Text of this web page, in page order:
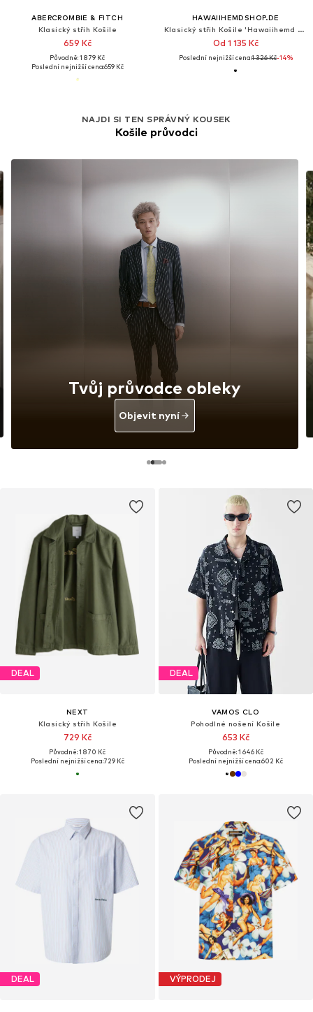
ABERCROMBIE & FITCH
Klasický střih Košile
659 Kč
Původně: 1 879 Kč
Poslední nejnižší cena:659 Kč
HAWAIIHEMDSHOP.DE
Klasický střih Košile 'Hawaiihemd "Hawaiian Beer"'
Od 1 135 Kč
Poslední nejnižší cena:1 326 Kč-14%
DEAL
NEXT
Klasický střih Košile
729 Kč
Původně: 1 870 Kč
Poslední nejnižší cena:729 Kč
DEAL
VAMOS CLO
Pohodlné nošení Košile
653 Kč
Původně: 1 646 Kč
Poslední nejnižší cena:602 Kč
NAJDI SI TEN SPRÁVNÝ KOUSEK
Košile průvodci
Tvůj průvodce obleky
Objevit nyní
DEAL VÝPRODEJ